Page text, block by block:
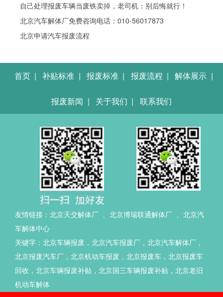
自己处理报废车辆当废铁卖掉，老司机：别后悔就行！
北京汽车解体厂免费咨询电话：010-56017873
北京申请汽车报废流程
首页 | 补贴标准 | 报废标准 | 报废流程 | 解体展示 |
报废新闻 | 关于我们 | 联系我们
友情链接： 北京天交解体厂 北京博瑞联通解体厂
北京汽
车解体中心
关键字：北京车辆报废，北京汽车报废厂，北京汽车解体厂，
北京报废汽车厂，北京机动车报废，北京报废车，北京报废车
回收，北京车辆报废补贴，北京国三车辆报废补贴，北京老旧
机动车解体